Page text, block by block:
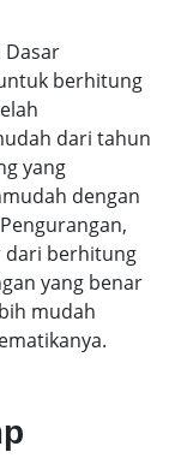
Dasar
berhitung
dari tahun
yang
dengan
dari berhitung
yang benar
mudah